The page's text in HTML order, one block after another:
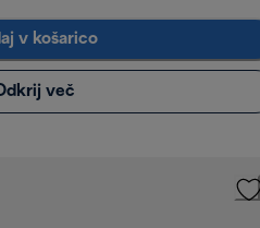
v košarico
več